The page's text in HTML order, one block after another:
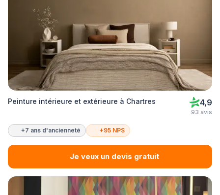
Peinture intérieure et extérieure à Chartres 4,9
93 avis
+7 ans d'ancienneté +95 NPS
Je veux un devis gratuit